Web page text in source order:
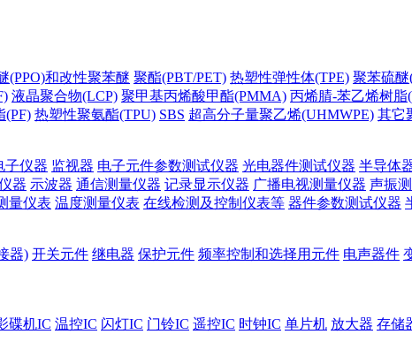
(PPO)和改性聚苯醚 聚酯(PBT/PET) 热塑性弹性体(TPE) 聚苯硫醚
液晶聚合物(LCP) 聚甲基丙烯酸甲酯(PMMA) 丙烯腈-苯乙烯树脂
(PF) 热塑性聚氨酯(TPU) SBS 超高分子量聚乙烯(UHMWPE) 其它
子仪器 监视器 电子元件参数测试仪器 光电器件测试仪器 半导体
器 示波器 通信测量仪器 记录显示仪器 广播电视测量仪器 声振
量仪表 温度测量仪表 在线检测及控制仪表等 器件参数测试仪器
器) 开关元件 继电器 保护元件 频率控制和选择用元件 电声器件
碟机IC 温控IC 闪灯IC 门铃IC 遥控IC 时钟IC 单片机 放大器 存储